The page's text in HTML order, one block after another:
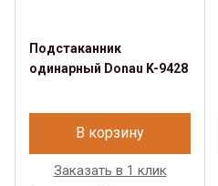
Подстаканник
одинарный Donau K-9428
В корзину
Заказать в 1 клик